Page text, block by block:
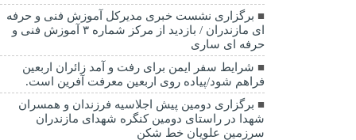
برگزاری نشست خبری مدیرکل آموزش فنی و حرفه
ای مازندران / بازدید از مرکز شماره ۳ آموزش فنی و
حرفه ای ساری
شرایط سفر ایمن برای رفت و آمد زائران اربعین
فراهم شود/پیاده روی اربعین معرفت آفرین است.
برگزاری دومین پیش اجلاسیه فرزندان و همسران
شهدا در راستای دومین کنگره شهدای مازندران
سرزمین علویان خط شکن